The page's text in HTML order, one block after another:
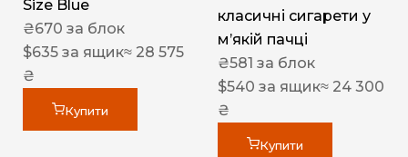
Size Blue
₴670 за блок
$635 за ящик≈ 28 575
₴
Купити
класичні сигарети у
м’якій пачці
₴581 за блок
$540 за ящик≈ 24 300
₴
Купити